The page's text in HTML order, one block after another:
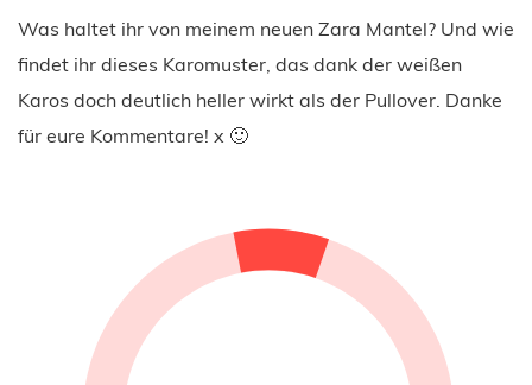
Was haltet ihr von meinem neuen Zara Mantel? Und wie
findet ihr dieses Karomuster, das dank der weißen
Karos doch deutlich heller wirkt als der Pullover. Danke
für eure Kommentare! x 🙂